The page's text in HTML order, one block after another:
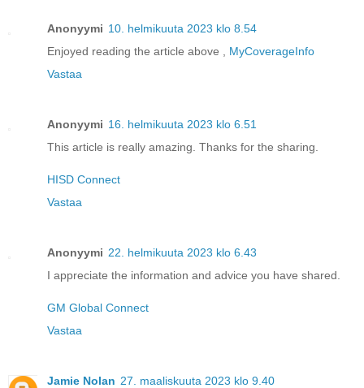
Anonyymi 10. helmikuuta 2023 klo 8.54
Enjoyed reading the article above , MyCoverageInfo
Vastaa
Anonyymi 16. helmikuuta 2023 klo 6.51
This article is really amazing. Thanks for the sharing.
HISD Connect
Vastaa
Anonyymi 22. helmikuuta 2023 klo 6.43
I appreciate the information and advice you have shared.
GM Global Connect
Vastaa
Jamie Nolan 27. maaliskuuta 2023 klo 9.40